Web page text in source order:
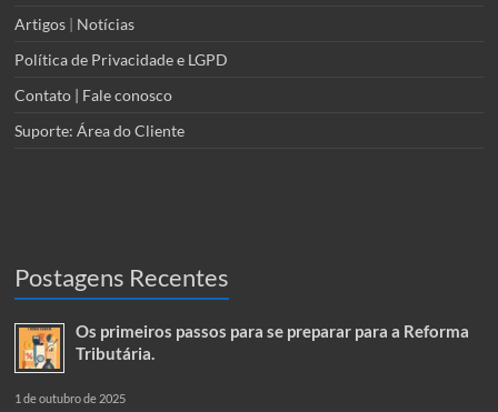
Artigos | Notícias
Política de Privacidade e LGPD
Contato | Fale conosco
Suporte: Área do Cliente
Postagens Recentes
Os primeiros passos para se preparar para a Reforma
Tributária.
1 de outubro de 2025